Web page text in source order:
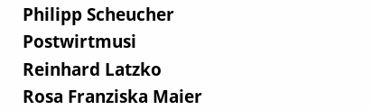
Philipp Scheucher
Postwirtmusi
Reinhard Latzko
Rosa Franziska Maier